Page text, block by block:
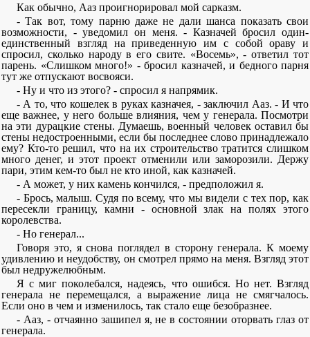
Как обычно, Ааз проигнорировал мой сарказм.
- Так вот, тому парню даже не дали шанса показать свои
возможности, - уведомил он меня. - Казначей бросил один-
единственный взгляд на приведенную им с собой ораву и
спросил, сколько народу в его свите. «Восемь», - ответил тот
парень. «Слишком много!» - бросил казначей, и бедного парня
тут же отпускают восвояси.
- Ну и что из этого? - спросил я напрямик.
- А то, что кошелек в руках казначея, - заключил Ааз. - И что
еще важнее, у него больше влияния, чем у генерала. Посмотри
на эти дурацкие стены. Думаешь, военный человек оставил бы
стены недостроенными, если бы последнее слово принадлежало
ему? Кто-то решил, что на их строительство тратится слишком
много денег, и этот проект отменили или заморозили. Держу
пари, этим кем-то был не кто иной, как казначей.
- А может, у них камень кончился, - предположил я.
- Брось, малыш. Судя по всему, что мы видели с тех пор, как
пересекли границу, камни - основной злак на полях этого
королевства.
- Но генерал...
Говоря это, я снова поглядел в сторону генерала. К моему
удивлению и неудобству, он смотрел прямо на меня. Взгляд этот
был недружелюбным.
Я с миг поколебался, надеясь, что ошибся. Но нет. Взгляд
генерала не перемещался, а выражение лица не смягчалось.
Если оно в чем и изменилось, так стало еще безобразнее.
- Ааз, - отчаянно зашипел я, не в состоянии оторвать глаз от
генерала.